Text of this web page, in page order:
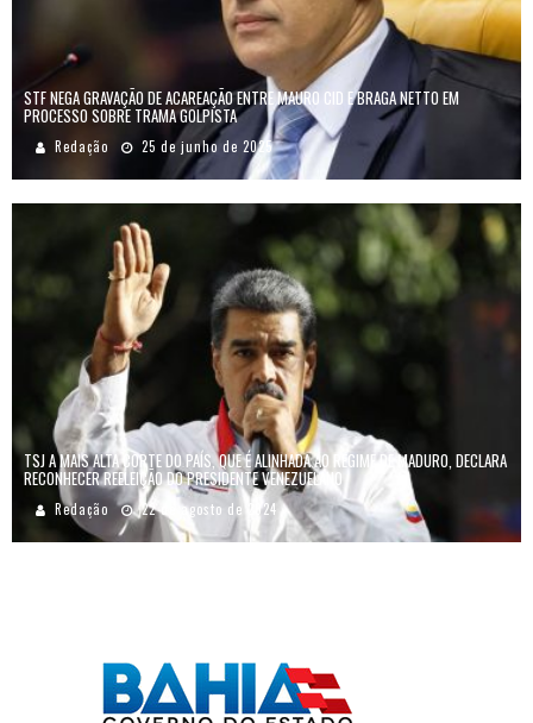
STF NEGA GRAVAÇÃO DE ACAREAÇÃO ENTRE MAURO CID E BRAGA NETTO EM
PROCESSO SOBRE TRAMA GOLPISTA
Redação 25 de junho de 2025
TSJ A MAIS ALTA CORTE DO PAÍS, QUE É ALINHADA AO REGIME DE MADURO, DECLARA
RECONHECER REELEIÇÃO DO PRESIDENTE VENEZUELANO
Redação 22 de agosto de 2024